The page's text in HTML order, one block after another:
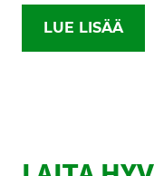
LUE LISÄÄ